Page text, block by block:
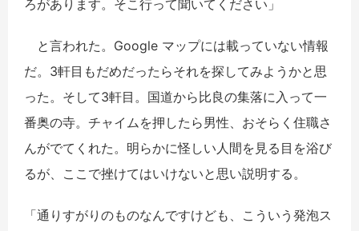
ろがあります。そこ行って聞いてください」
と言われた。Google マップには載っていない情報
だ。3軒目もだめだったらそれを探してみようかと思
った。そして3軒目。国道から比良の集落に入って一
番奥の寺。チャイムを押したら男性、おそらく住職さ
んがでてくれた。明らかに怪しい人間を見る目を浴び
るが、ここで挫けてはいけないと思い説明する。
「通りすがりのものなんですけども、こういう発泡ス